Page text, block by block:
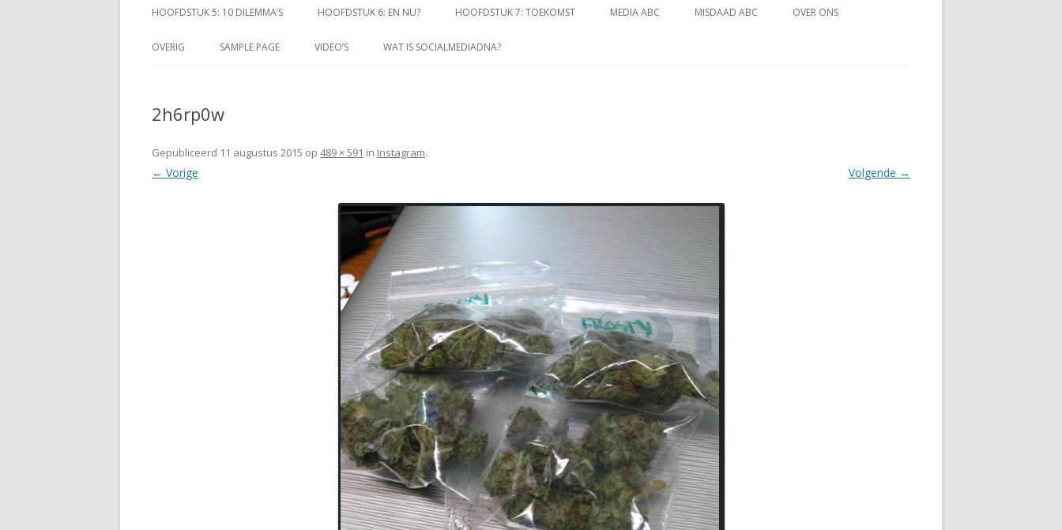
HOOFDSTUK 5: 10 DILEMMA’S HOOFDSTUK 6: EN NU? HOOFDSTUK 7: TOEKOMST MEDIA ABC MISDAAD ABC OVER ONS
OVERIG SAMPLE PAGE VIDEO’S WAT IS SOCIALMEDIADNA?
2h6rp0w
Gepubliceerd 11 augustus 2015 op 489 × 591 in Instagram.
← Vorige Volgende →